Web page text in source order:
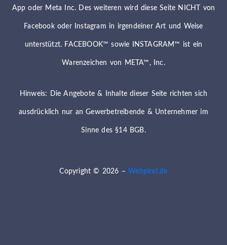
App oder Meta Inc. Des weiteren wird diese Seite NICHT von
Facebook oder Instagram in irgendeiner Art und Weise
unterstützt. FACEBOOK™ sowie INSTAGRAM™ ist ein
Warenzeichen von META™, Inc.
Hinweis: Die Angebote & Inhalte dieser Seite richten sich
ausdrücklich nur an Gewerbetreibende & Unternehmer im
Sinne des §14 BGB.
Copyright © 2026 –Webpirat.de